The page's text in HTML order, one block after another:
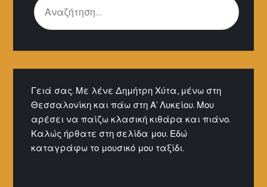
ΓΙΑ:
Γειά σας. Με λένε Δημήτρη Χύτα, μένω στη
Θεσσαλονίκη και πάω στη Α' Λυκείου. Μου
αρέσει να παίζω κλασική κιθάρα και πιάνο.
Καλώς ήρθατε στη σελίδα μου. Εδώ
καταγράφω το μουσικό μου ταξίδι.